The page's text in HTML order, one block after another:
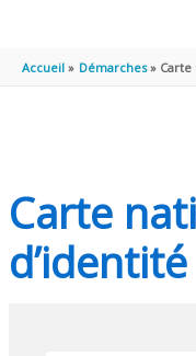
Accueil Démarches Carte
Carte
d’identité